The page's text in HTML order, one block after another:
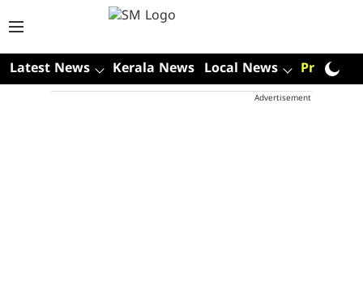
Latest News Kerala News Local News Premium
Advertisement